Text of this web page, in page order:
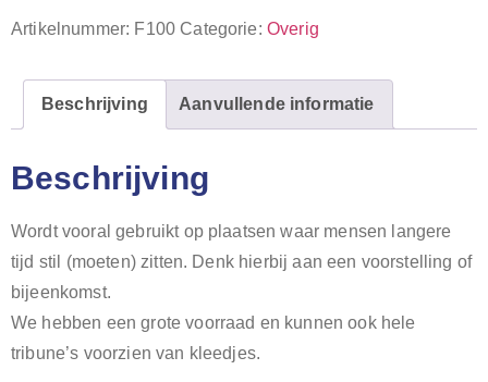
Artikelnummer: F100 Categorie: Overig
Beschrijving Aanvullende informatie
Beschrijving
Wordt vooral gebruikt op plaatsen waar mensen langere
tijd stil (moeten) zitten. Denk hierbij aan een voorstelling of
bijeenkomst.
We hebben een grote voorraad en kunnen ook hele
tribune’s voorzien van kleedjes.